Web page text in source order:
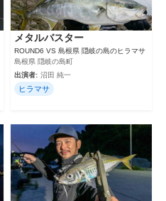
メタルバスター
ROUND6 VS 島根県 隠岐の島のヒラマサ
島根県 隠岐の島町
出演者: 沼田 純一
ヒラマサ